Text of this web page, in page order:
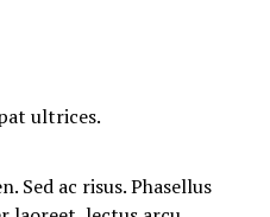
ultrices.
Sed ac risus. Phasellus